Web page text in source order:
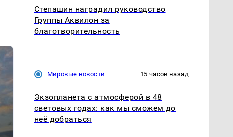
Степашин наградил руководство
Группы Аквилон за
благотворительность
Мировые новости 15 часов назад
Экзопланета с атмосферой в 48
световых годах: как мы сможем до
неё добраться